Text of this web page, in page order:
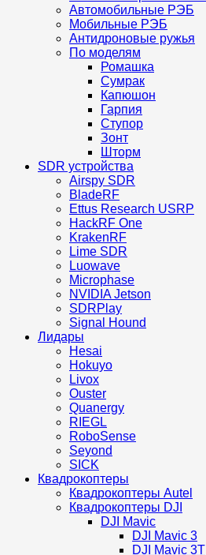
Автомобильные РЭБ
Мобильные РЭБ
Антидроновые ружья
По моделям
Ромашка
Сумрак
Капюшон
Гарпия
Ступор
Зонт
Шторм
SDR устройства
Airspy SDR
BladeRF
Ettus Research USRP
HackRF One
KrakenRF
Lime SDR
Luowave
Microphase
NVIDIA Jetson
SDRPlay
Signal Hound
Лидары
Hesai
Hokuyo
Livox
Ouster
Quanergy
RIEGL
RoboSense
Seyond
SICK
Квадрокоптеры
Квадрокоптеры Autel
Квадрокоптеры DJI
DJI Mavic
DJI Mavic 3
DJI Mavic 3T